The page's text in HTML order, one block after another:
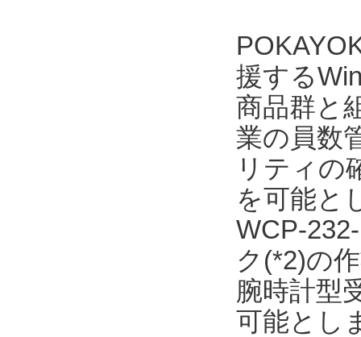
援する
商品群と
業の員数
リティの
を可能と
WCP-
ク(*2)の
腕時計型
可能とし